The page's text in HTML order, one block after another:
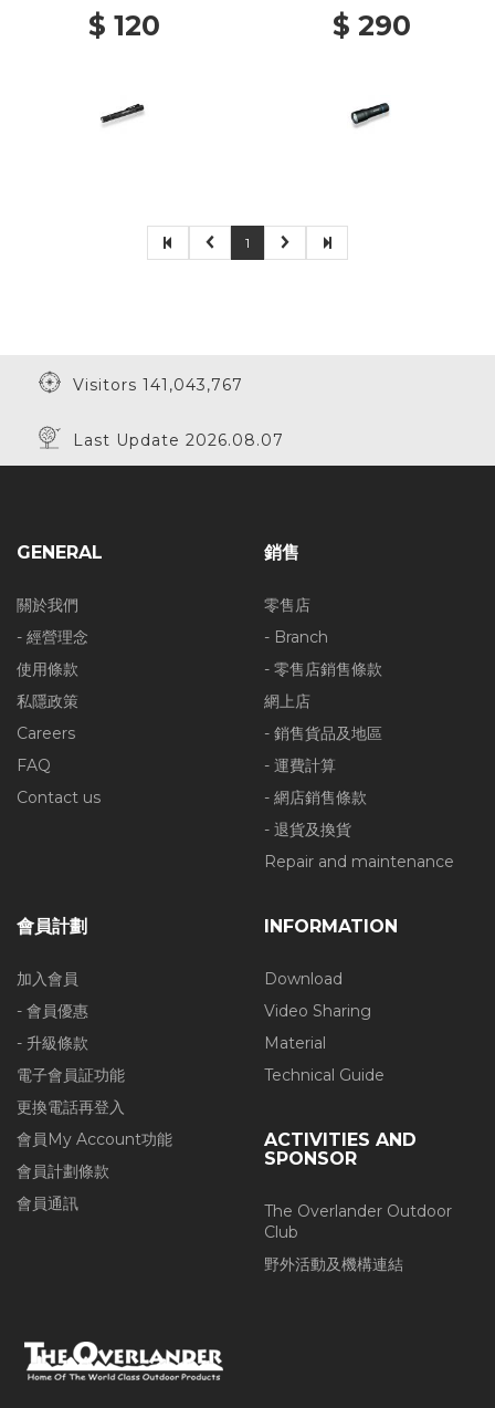
$ 120 $ 290
1
Visitors 141,043,767
Last Update 2026.08.07
GENERAL
關於我們
- 經營理念
使用條款
私隱政策
Careers
FAQ
Contact us
銷售
零售店
- Branch
- 零售店銷售條款
網上店
- 銷售貨品及地區
- 運費計算
- 網店銷售條款
- 退貨及換貨
Repair and maintenance
會員計劃
加入會員
- 會員優惠
- 升級條款
電子會員証功能
更換電話再登入
會員My Account功能
會員計劃條款
會員通訊
INFORMATION
Download
Video Sharing
Material
Technical Guide
ACTIVITIES AND
SPONSOR
The Overlander Outdoor
Club
野外活動及機構連結